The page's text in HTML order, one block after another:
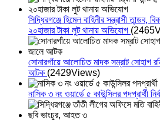
সিদ্ধিরগঞ্জে হিমেল বাহিনীর সন্ত্রাসী তান্ডব,
২০হাজার টাকা লুট থানায় অভিযোগ
সোনারগাঁয়ে আলোচিত মাদক সম্রাট সোহাগ
আটক (2429Views)
নাসিক ৩ নং ওয়ার্ডে ৫ কাউন্সিলর পদপ্রার্থী